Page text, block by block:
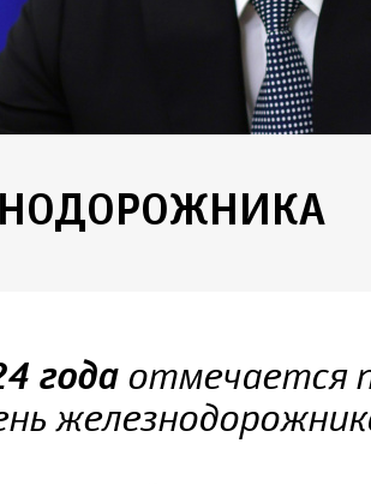
годаотмечается